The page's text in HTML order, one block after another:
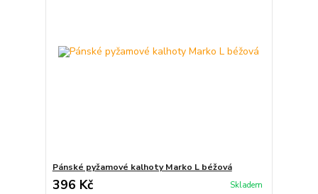
Pánské pyžamové kalhoty Marko L béžová
396 Kč Skladem